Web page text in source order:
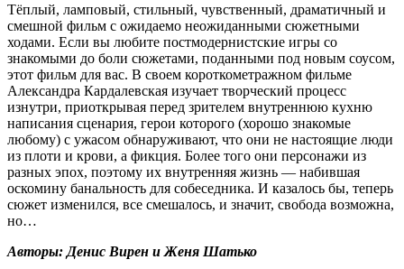
Тёплый, ламповый, стильный, чувственный, драматичный и
смешной фильм с ожидаемо неожиданными сюжетными
ходами. Если вы любите постмодернистские игры со
знакомыми до боли сюжетами, поданными под новым соусом,
этот фильм для вас. В своем короткометражном фильме
Александра Кардалевская изучает творческий процесс
изнутри, приоткрывая перед зрителем внутреннюю кухню
написания сценария, герои которого (хорошо знакомые
любому) с ужасом обнаруживают, что они не настоящие люди
из плоти и крови, а фикция. Более того они персонажи из
разных эпох, поэтому их внутренняя жизнь — набившая
оскомину банальность для собеседника. И казалось бы, теперь
сюжет изменился, все смешалось, и значит, свобода возможна,
но…
Авторы: Денис Вирен и Женя Шатько